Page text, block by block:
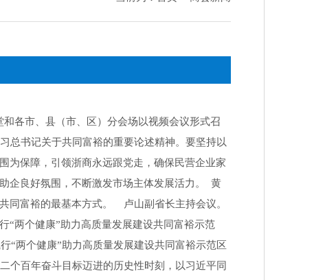
各市、县（市、区）分会场以视频会议形式召
书记关于共同富裕的重要论述精神。要坚持以
为保障，引领浙商永远跟党走，确保民营企业家
企良好氛围，不断激发市场主体发展活力。 黄
同富裕的最基本方式。 卢山副省长主持会议。
“两个健康”助力高质量发展建设共同富裕示范
两个健康”助力高质量发展建设共同富裕示范区
百年奋斗目标迈进的历史性时刻，以习近平同